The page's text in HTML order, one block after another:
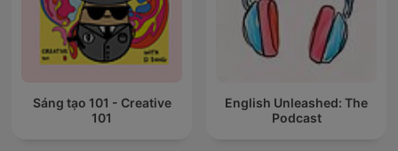
Sáng tạo 101 - Creative
101
English Unleashed: The
Podcast